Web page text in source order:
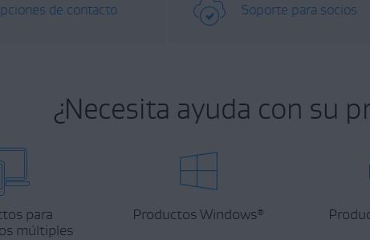
de contacto Soporte para socios
¿Necesita ayuda con su
para
múltiples
Productos Windows®